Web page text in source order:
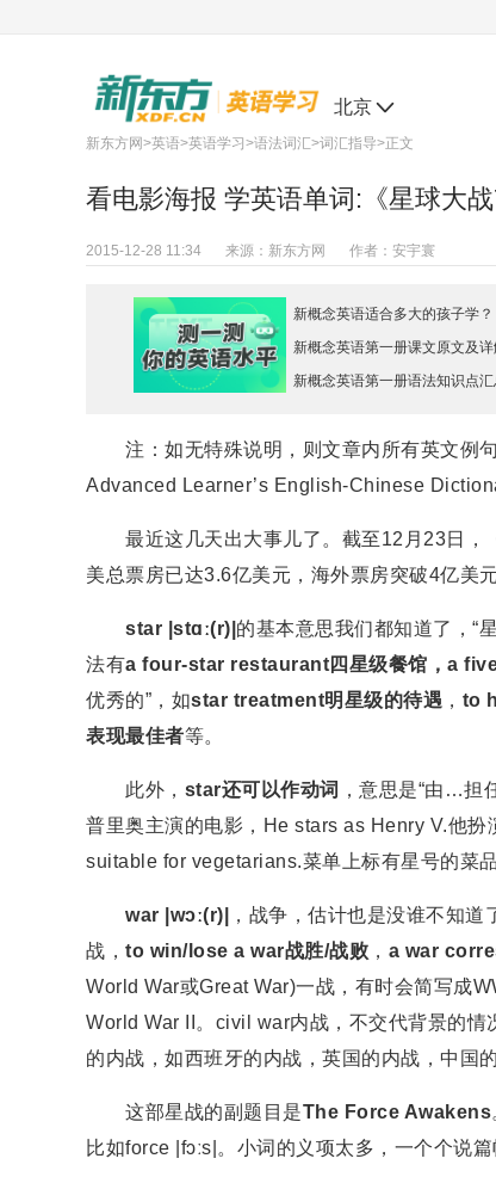
北京
新东方网>英语>英语学习 >语法词汇>词汇指导>正文
看电影海报 学英语单词:《星球大
2015-12-28 11:34 来源： 新东方网 作者： 安宇寰
新概念英语适合多大的孩子学？
新概念英语第一册课文原文及
新概念英语第一册语法知识点汇
注：如无特殊说明，则文章内所有英文例
Advanced Learner’s English-Chinese
最近这几天出大事儿了。截至12月23日，《
美总票房已达3.6亿美元，海外票房突破4亿美
star |stɑː(r)| 的基本意思我们都知道了，“
法有a four-star restaurant四星级餐馆，a
优秀的”，如star treatment明星级的待遇 ， to
表现最佳者等。
此外， star还可以作动词 ，意思是“由…担
普里奥主演的电影，He stars as Henry V.他
suitable for vegetarians.菜单上标有星号的菜品
war |wɔː(r)|
，战争，估计也是没谁不知
战， to win/lose a war战胜/战败 ， a war
World War或Great War)一战，有时会简写成
World War II。civil war内战，不交代背景的情
的内战，如西班牙的内战，英国的内战，中国的
这部星战的副题目是The Force Awakens
比如force |fɔːs|。小词的义项太多，一个个说